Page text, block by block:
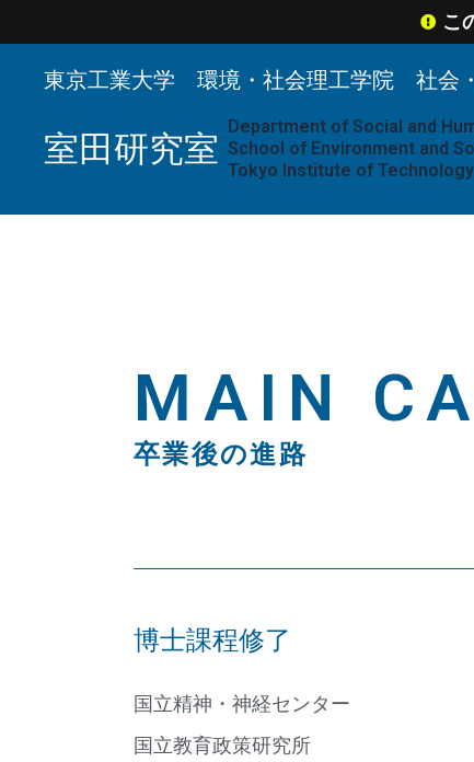
容
こ
東京工業大学 環境・社会理工学院 社会
室田研究室
Department of Social and
School of Environment and
Tokyo Institute of Technology
MAIN
卒業後の進路
博士課程修了
国立精神・神経センター
国立教育政策研究所